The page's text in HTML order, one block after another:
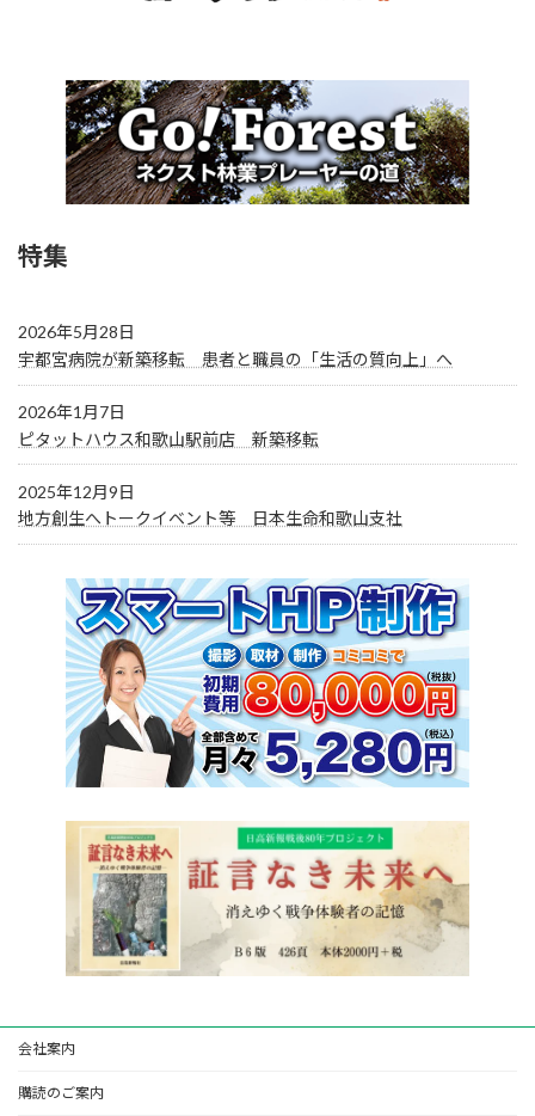
特集
2026年5月28日
宇都宮病院が新築移転 患者と職員の「生活の質向上」へ
2026年1月7日
ピタットハウス和歌山駅前店 新築移転
2025年12月9日
地方創生へトークイベント等 日本生命和歌山支社
会社案内
購読のご案内